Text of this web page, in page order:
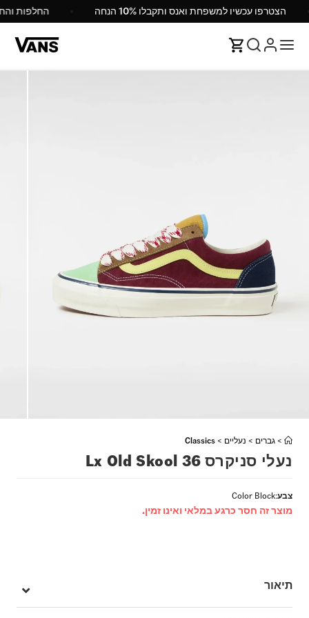
הצטרפו עכשיו למשפחת ואנס ותקבלו 10% הנחה החלפות
> גברים > נעליים >
Classics
נעלי סניקרס Lx Old Skool 36
צבע:
Color Block
מוצר זה חסר כרגע במלאי ואינו זמין.
תיאור